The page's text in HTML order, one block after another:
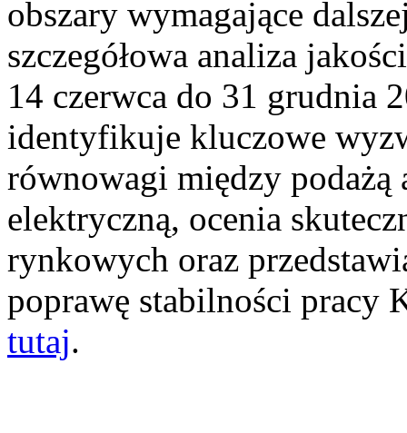
obszary wymagające
szczegółowa analiza
14 czerwca do 31 grudnia
identyfikuje kluczowe
równowagi między podażą
elektryczną, ocenia
rynkowych oraz
poprawę stabilności pracy
tutaj.